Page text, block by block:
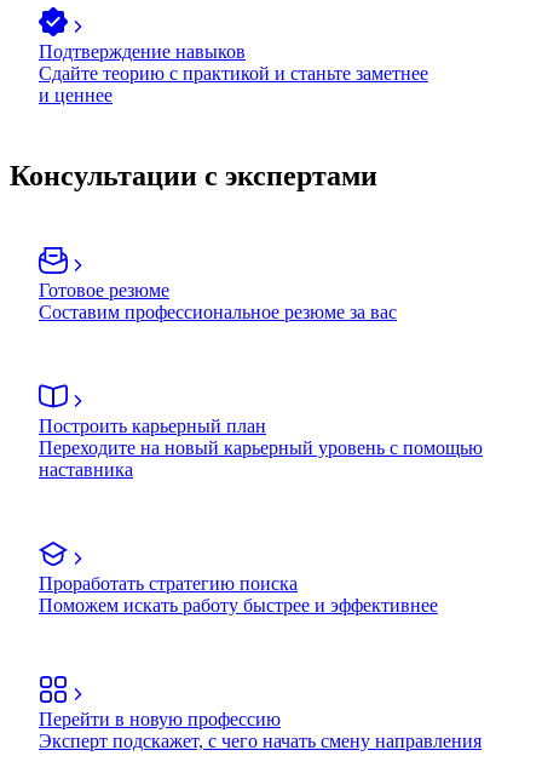
Подтверждение навыков
Сдайте теорию с практикой и станьте заметнее
и ценнее
Консультации с экспертами
Готовое резюме
Составим профессиональное резюме за вас
Построить карьерный план
Переходите на новый карьерный уровень с помощью
наставника
Проработать стратегию поиска
Поможем искать работу быстрее и эффективнее
Перейти в новую профессию
Эксперт подскажет, с чего начать смену направления